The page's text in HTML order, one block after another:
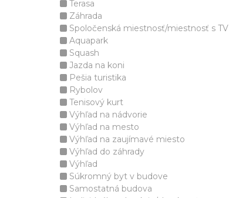
Terasa
Záhrada
Spoločenská miestnosť/miestnosť s TV
Aquapark
Squash
Jazda na koni
Pešia turistika
Rybolov
Tenisový kurt
Výhľad na nádvorie
Výhľad na mesto
Výhľad na zaujímavé miesto
Výhľad do záhrady
Výhľad
Súkromný byt v budove
Samostatná budova